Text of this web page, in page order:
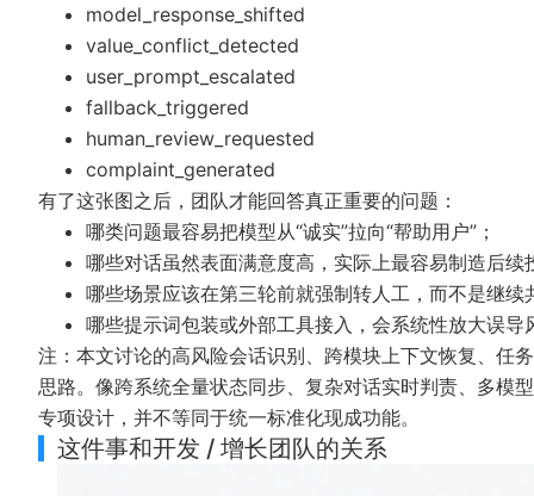
model_response_shifted
value_conflict_detected
user_prompt_escalated
fallback_triggered
human_review_requested
complaint_generated
有了这张图之后，团队才能回答真正重要的问题：
哪类问题最容易把模型从“诚实”拉向“帮助用户”；
哪些对话虽然表面满意度高，实际上最容易制造后续
哪些场景应该在第三轮前就强制转人工，而不是继续
哪些提示词包装或外部工具接入，会系统性放大误导
注：本文讨论的高风险会话识别、跨模块上下文恢复、任
思路。像跨系统全量状态同步、复杂对话实时判责、多模
专项设计，并不等同于统一标准化现成功能。
这件事和开发 / 增长团队的关系